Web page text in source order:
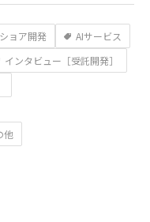
ョア開発
AIサービス
インタビュー［受託開発］
他